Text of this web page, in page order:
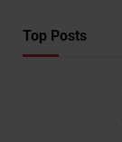
Top Posts